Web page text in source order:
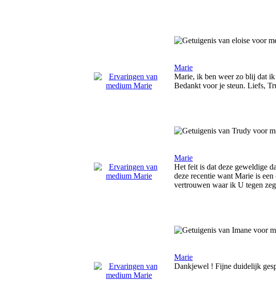
Marie
Marie, ik ben weer zo blij dat
Bedankt voor je steun. Liefs,
Marie
Het feit is dat deze geweldige
deze recentie want Marie is
vertrouwen waar ik U tegen
Marie
Dankjewel ! Fijne duidelijk